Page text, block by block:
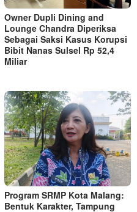
Owner Dupli Dining and
Lounge Chandra Diperiksa
Sebagai Saksi Kasus Korupsi
Bibit Nanas Sulsel Rp 52,4
Miliar
Program SRMP Kota Malang:
Bentuk Karakter, Tampung